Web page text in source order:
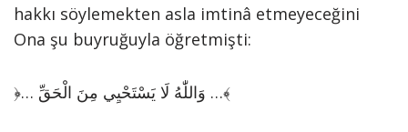
hakkı söylemekten asla imtinâ etmeyeceğini
Ona şu buyruğuyla öğretmişti:
﴿… وَاللّٰهُ لَا يَسْتَحْيِي مِنَ الْحَقِّ …﴾